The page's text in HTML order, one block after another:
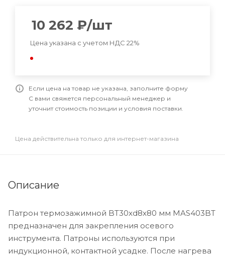
10 262 ₽/шт
Цена указана с учетом НДС 22%
Если цена на товар не указана, заполните форму
С вами свяжется персональный менеджер и
уточнит стоимость позиции и условия поставки.
Цена действительна только для интернет-магазина
Описание
Патрон термозажимной BT30xd8x80 мм MAS403BT
предназначен для закрепления осевого
инструмента. Патроны используются при
индукционной, контактной усадке. После нагрева